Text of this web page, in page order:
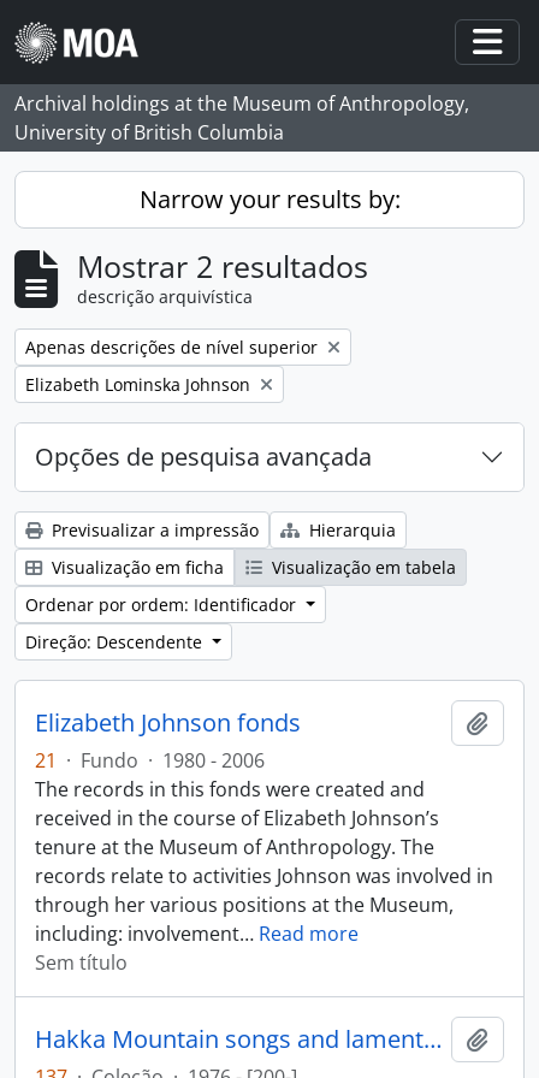
Skip to main content
Archival holdings at the Museum of Anthropology,
University of British Columbia
Narrow your results by:
Mostrar 2 resultados
descrição arquivística
Remove filter:
Apenas descrições de nível superior
Remove filter:
Elizabeth Lominska Johnson
Opções de pesquisa avançada
Previsualizar a impressão
Hierarquia
Visualização em ficha
Visualização em tabela
Ordenar por ordem: Identificador
Direção: Descendente
Elizabeth Johnson fonds
21 · Fundo · 1980 - 2006
The records in this fonds were created and
received in the course of Elizabeth Johnson’s
tenure at the Museum of Anthropology. The
records relate to activities Johnson was involved in
through her various positions at the Museum,
including: involvement… Read more
Sem título
Hakka Mountain songs and laments collection